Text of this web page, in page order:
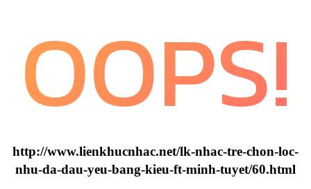
OOPS!
http://www.lienkhucnhac.net/lk-nhac-tre-chon-loc-
nhu-da-dau-yeu-bang-kieu-ft-minh-tuyet/60.html